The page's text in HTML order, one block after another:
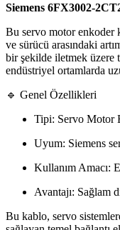
Siemens 6FX3002-
Bu servo motor enkoder
ve sürücü arasındaki
bir şekilde iletmek üzere
endüstriyel ortamlarda
🔹 Genel Özellikleri
Tipi: Servo Motor
Uyum: Siemens
Kullanım Amacı:
Avantajı: Sağlam
Bu kablo, servo